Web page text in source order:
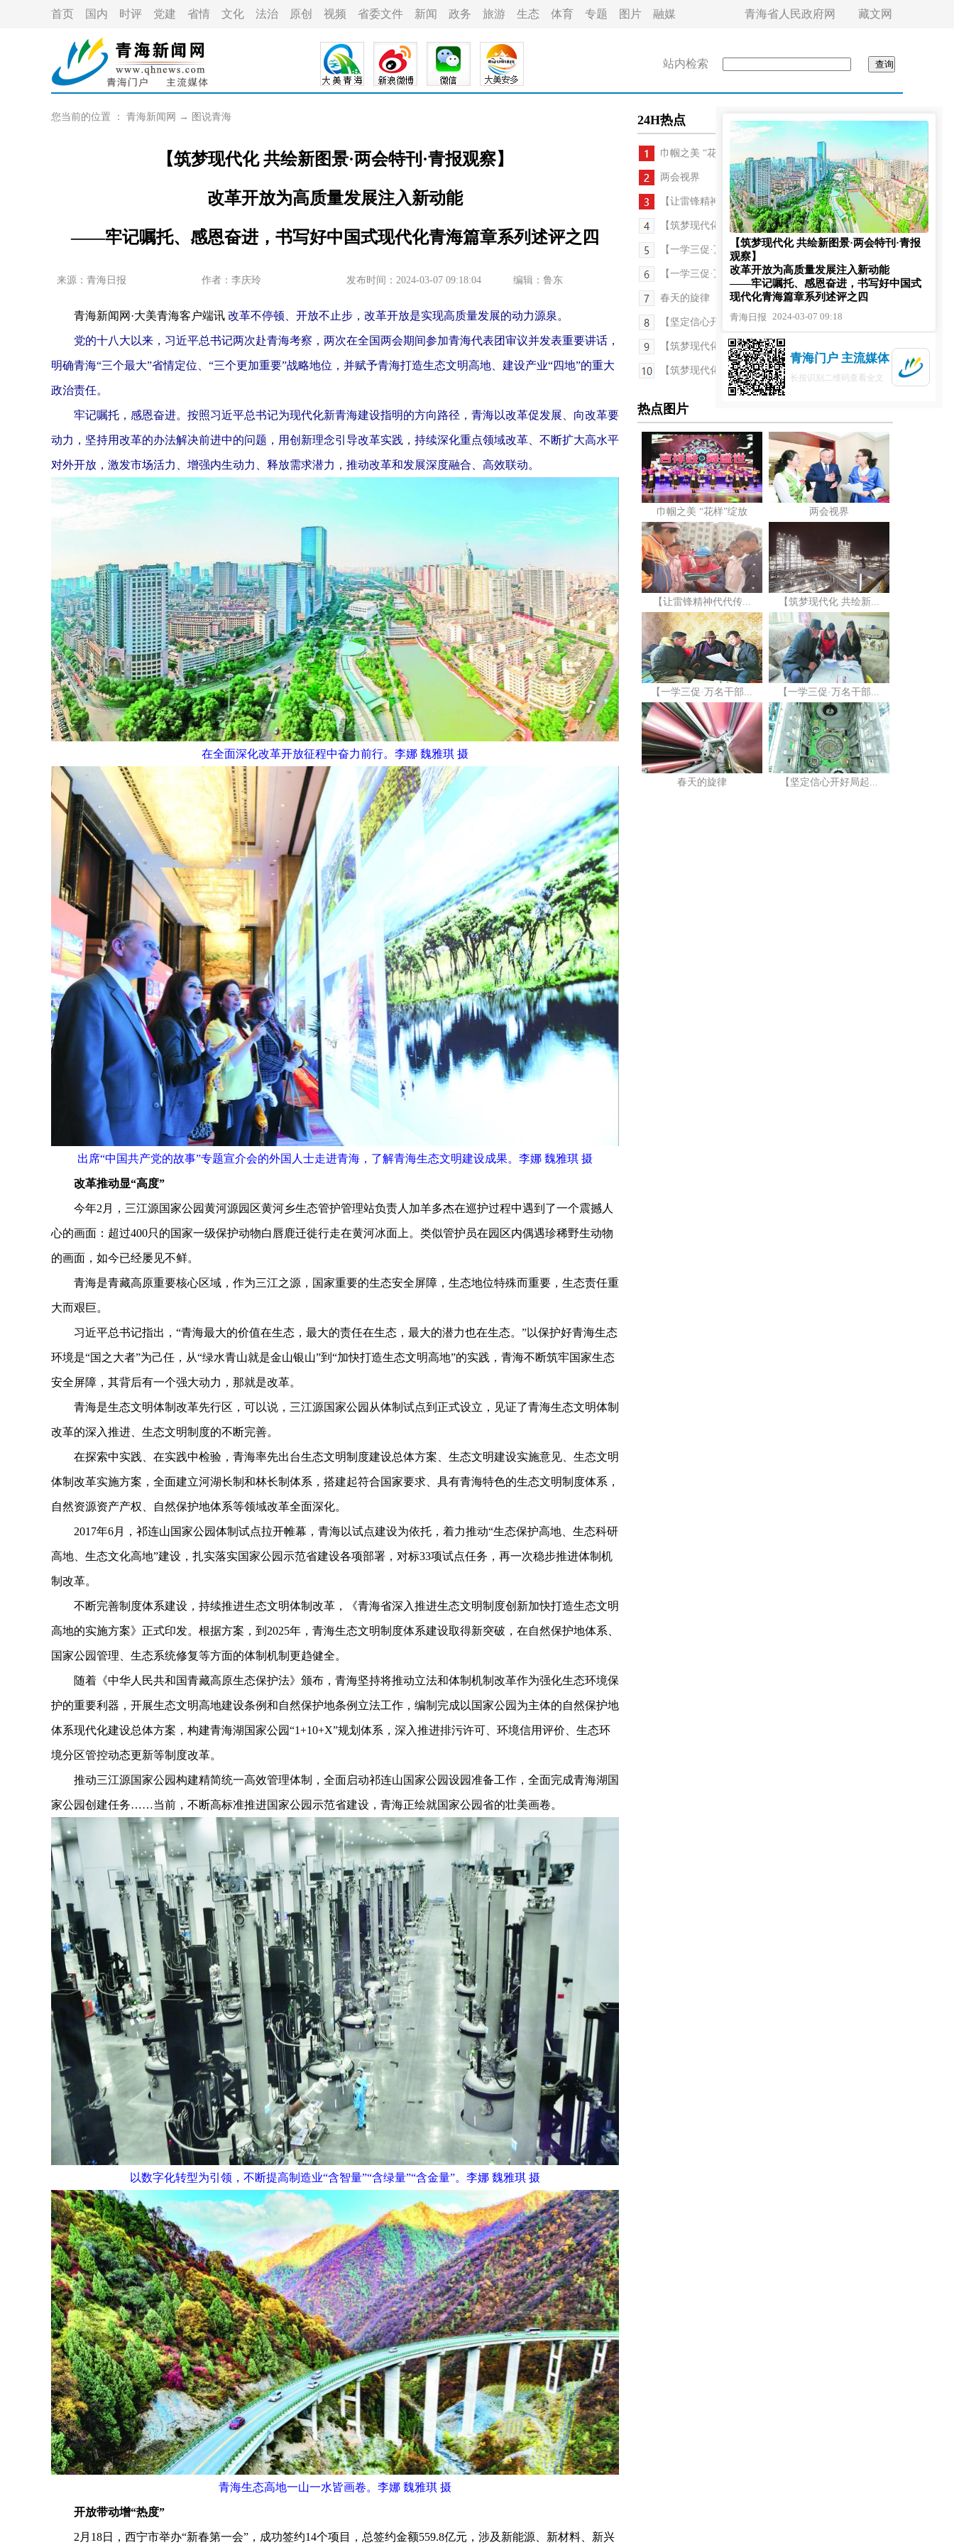
首页 国内 时评 党建 省情 文化 法治 原创 视频 省委文件 新闻 政务 旅游 生态 体育 专题 图片 融媒 青海省人民政府网 藏文网
站内检索
您当前的位置 ： 青海新闻网 → 图说青海
【筑梦现代化 共绘新图景·两会特刊·青报观察】
改革开放为高质量发展注入新动能
——牢记嘱托、感恩奋进，书写好中国式现代化青海篇章系列述评之四
来源：青海日报 作者： 李庆玲 发布时间：2024-03-07 09:18:04 编辑：鲁东
青海新闻网·大美青海客户端讯 改革不停顿、开放不止步，改革开放是实现高质量发展的动力源泉。
党的十八大以来，习近平总书记两次赴青海考察，两次在全国两会期间参加青海代表团审议并发表重要讲话，
明确青海“三个最大”省情定位、“三个更加重要”战略地位，并赋予青海打造生态文明高地、建设产业“四地”的重大
政治责任。
牢记嘱托，感恩奋进。按照习近平总书记为现代化新青海建设指明的方向路径，青海以改革促发展、向改革要
动力，坚持用改革的办法解决前进中的问题，用创新理念引导改革实践，持续深化重点领域改革、不断扩大高水平
对外开放，激发市场活力、增强内生动力、释放需求潜力，推动改革和发展深度融合、高效联动。
在全面深化改革开放征程中奋力前行。李娜 魏雅琪 摄
出席“中国共产党的故事”专题宣介会的外国人士走进青海，了解青海生态文明建设成果。李娜 魏雅琪 摄
改革推动显“高度”
今年2月，三江源国家公园黄河源园区黄河乡生态管护管理站负责人加羊多杰在巡护过程中遇到了一个震撼人
心的画面：超过400只的国家一级保护动物白唇鹿迁徙行走在黄河冰面上。类似管护员在园区内偶遇珍稀野生动物
的画面，如今已经屡见不鲜。
青海是青藏高原重要核心区域，作为三江之源，国家重要的生态安全屏障，生态地位特殊而重要，生态责任重
大而艰巨。
习近平总书记指出，“青海最大的价值在生态，最大的责任在生态，最大的潜力也在生态。”以保护好青海生态
环境是“国之大者”为己任，从“绿水青山就是金山银山”到“加快打造生态文明高地”的实践，青海不断筑牢国家生态
安全屏障，其背后有一个强大动力，那就是改革。
青海是生态文明体制改革先行区，可以说，三江源国家公园从体制试点到正式设立，见证了青海生态文明体制
改革的深入推进、生态文明制度的不断完善。
在探索中实践、在实践中检验，青海率先出台生态文明制度建设总体方案、生态文明建设实施意见、生态文明
体制改革实施方案，全面建立河湖长制和林长制体系，搭建起符合国家要求、具有青海特色的生态文明制度体系，
自然资源资产产权、自然保护地体系等领域改革全面深化。
2017年6月，祁连山国家公园体制试点拉开帷幕，青海以试点建设为依托，着力推动“生态保护高地、生态科研
高地、生态文化高地”建设，扎实落实国家公园示范省建设各项部署，对标33项试点任务，再一次稳步推进体制机
制改革。
不断完善制度体系建设，持续推进生态文明体制改革，《青海省深入推进生态文明制度创新加快打造生态文明
高地的实施方案》正式印发。根据方案，到2025年，青海生态文明制度体系建设取得新突破，在自然保护地体系、
国家公园管理、生态系统修复等方面的体制机制更趋健全。
随着《中华人民共和国青藏高原生态保护法》颁布，青海坚持将推动立法和体制机制改革作为强化生态环境保
护的重要利器，开展生态文明高地建设条例和自然保护地条例立法工作，编制完成以国家公园为主体的自然保护地
体系现代化建设总体方案，构建青海湖国家公园“1+10+X”规划体系，深入推进排污许可、环境信用评价、生态环
境分区管控动态更新等制度改革。
推动三江源国家公园构建精简统一高效管理体制，全面启动祁连山国家公园设园准备工作，全面完成青海湖国
家公园创建任务……当前，不断高标准推进国家公园示范省建设，青海正绘就国家公园省的壮美画卷。
以数字化转型为引领，不断提高制造业“含智量”“含绿量”“含金量”。李娜 魏雅琪 摄
青海生态高地一山一水皆画卷。李娜 魏雅琪 摄
开放带动增“热度”
2月18日，西宁市举办“新春第一会”，成功签约14个项目，总签约金额559.8亿元，涉及新能源、新材料、新兴
24H热点
巾帼之美 “花样”绽放
两会视界
【让雷锋精神代代传承】人人学雷锋 处处是锋景
【筑梦现代化 共绘新图景·行进青海看发展】西宁追...
【一学三促·万名干部下乡】“一定打好乡村全面振兴...
【一学三促·万名干部下乡】“一号文件精神宣讲到心...
春天的旋律
【坚定信心开好局起好步】羊曲水电站首台机组转轮...
【筑梦现代化 共绘新图景·两会特刊·连线北京】逐“...
【筑梦现代化 共绘新图景·两会特刊·青报观察】构建...
热点图片
巾帼之美 “花样”绽放 两会视界
【让雷锋精神代代传... 【筑梦现代化 共绘新...
【一学三促·万名干部... 【一学三促·万名干部...
春天的旋律 【坚定信心开好局起...
【筑梦现代化 共绘新图景·两会特刊·青报
观察】
改革开放为高质量发展注入新动能
——牢记嘱托、感恩奋进，书写好中国式
现代化青海篇章系列述评之四
青海日报 2024-03-07 09:18
青海门户 主流媒体
长按识别二维码查看全文